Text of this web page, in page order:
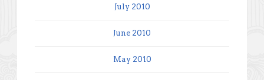
July 2010
June 2010
May 2010